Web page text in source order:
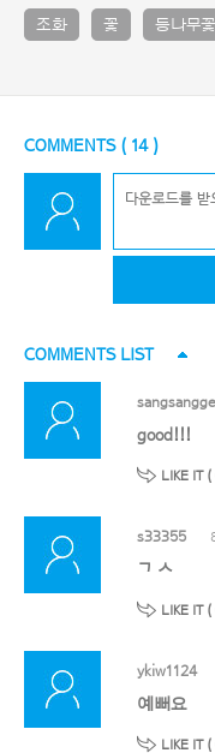
조화 꽃 등나무꽃
COMMENTS ( 14)
COMMENTS LIST
good!!!
LIKE IT (
s33355
ㄱ ㅅ
LIKE IT (
ykiw1124
예뻐요
LIKE IT (